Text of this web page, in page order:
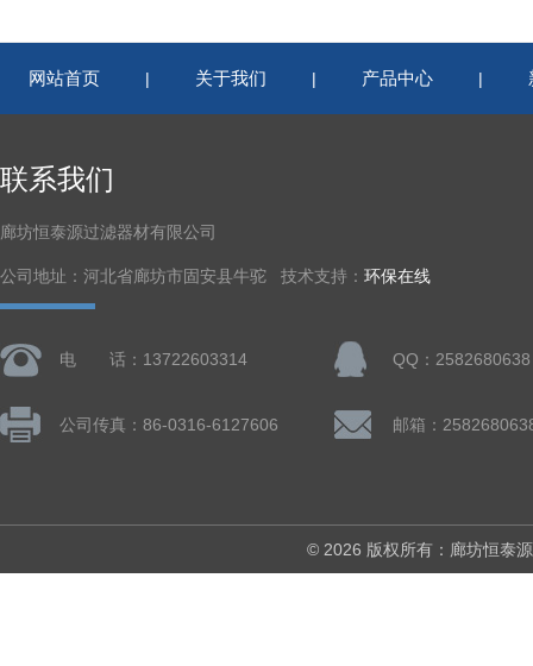
网站首页 | 关于我们 | 产品中心 |
联系我们
廊坊恒泰源过滤器材有限公司
公司地址：河北省廊坊市固安县牛驼 技术支持： 环保在线
电 话：13722603314 QQ：2582680638
公司传真：86-0316-6127606 邮箱：
© 2026 版权所有：廊坊恒泰